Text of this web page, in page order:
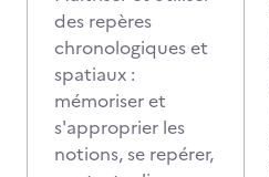
des repères
chronologiques et
spatiaux :
mémoriser et
s'approprier les
notions, se repérer,